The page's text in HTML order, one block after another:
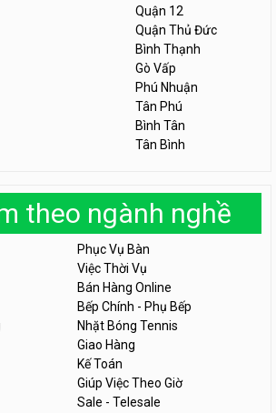
Quận 12
Quận Thủ Đức
Bình Thạnh
Gò Vấp
Phú Nhuận
Tân Phú
Bình Tân
Tân Bình
theo ngành nghề
Phục Vụ Bàn
Việc Thời Vụ
Bán Hàng Online
Bếp Chính - Phụ Bếp
Nhặt Bóng Tennis
Giao Hàng
Kế Toán
Giúp Việc Theo Giờ
Sale - Telesale